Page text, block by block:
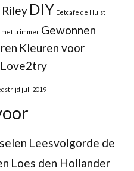
Riley DIY Eetcafe de Hulst
met trimmer Gewonnen
Kleuren voor
juli 2019
Leesvolgorde de
Loes den Hollander